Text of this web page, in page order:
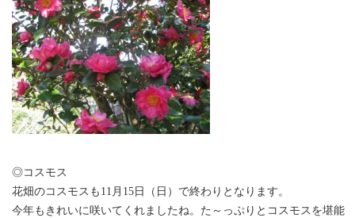
◎コスモス
花畑のコスモスも11月15日（日）で終わりとなります。
今年もきれいに咲いてくれましたね。た～っぷりとコスモスを堪能